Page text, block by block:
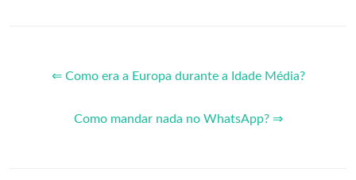
⇐ Como era a Europa durante a Idade Média?
Como mandar nada no WhatsApp? ⇒